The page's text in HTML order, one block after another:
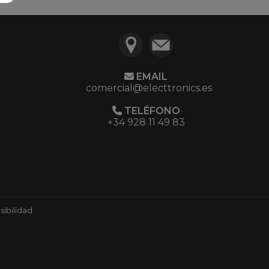
EMAIL
comercial@electtronics.es
TELÉFONO
+34 928 11 49 83